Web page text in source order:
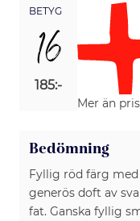
BETYG
16
185:-
Mer än
Bedömning
Fyllig röd färg
generös doft av
fat. Ganska fyllig